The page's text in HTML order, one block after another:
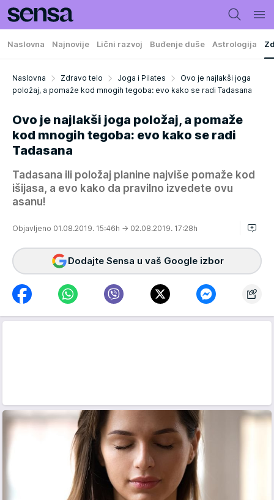
Naslovna Najnovije Lični razvoj Buđenje duše Astrologija
Naslovna Zdravo telo Joga i Pilates
Ovo je najlakši joga
položaj, a pomaže kod mnogih tegoba: evo kako se radi Tadasana
Ovo je najlakši joga položaj, a pomaže
kod mnogih tegoba: evo kako se radi
Tadasana
Tadasana ili položaj planine najviše pomaže kod
išijasa, a evo kako da pravilno izvedete ovu
asanu!
Objavljeno 01.08.2019. 15:46h → 02.08.2019. 17:28h
Dodajte Sensa u vaš Google izbor